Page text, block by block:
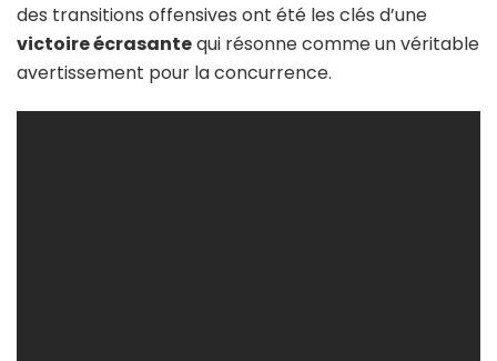
des transitions offensives ont été les clés d’une
victoire écrasantequi résonne comme un véritable
avertissement pour la concurrence.